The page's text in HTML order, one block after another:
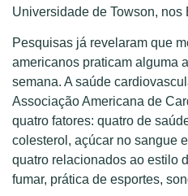
Universidade de Towson, nos
Pesquisas já revelaram que
americanos praticam alguma
semana. A saúde
Associação Americana de
quatro fatores: quatro de
colesterol, açúcar no sangue
quatro relacionados ao estilo
fumar, prática de esportes,